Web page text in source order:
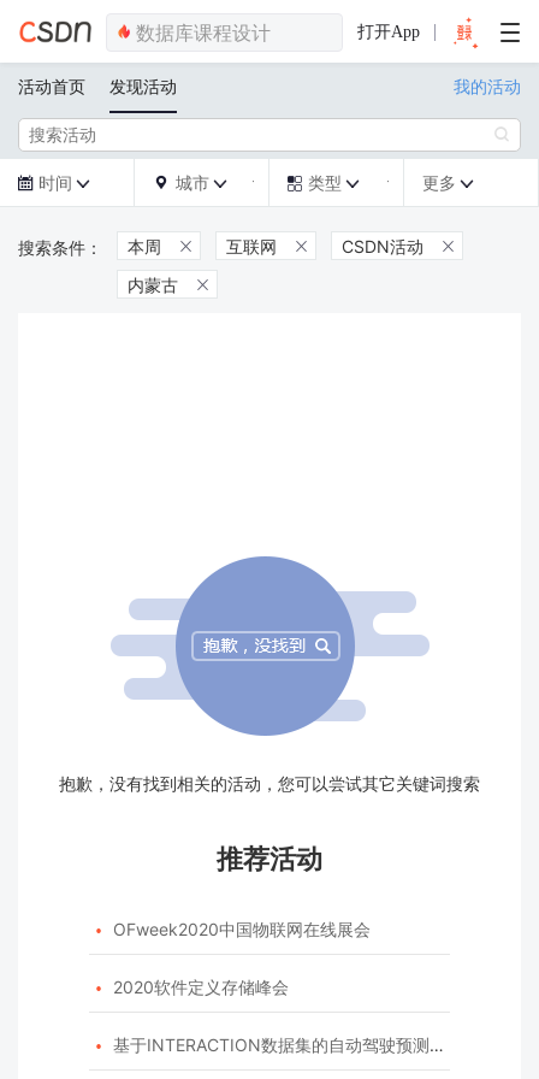
打开App
活动首页 发现活动 我的活动

 时间   城市   类型  更多 
本周  互联网  CSDN活动 
内蒙古 
抱歉，没有找到相关的活动，您可以尝试其它关键词搜索
推荐活动
 OFweek2020中国物联网在线展会
 2020软件定义存储峰会
 基于INTERACTION数据集的自动驾驶预测模型挑战赛